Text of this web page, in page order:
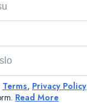
Terms, Privacy Policy
Read More